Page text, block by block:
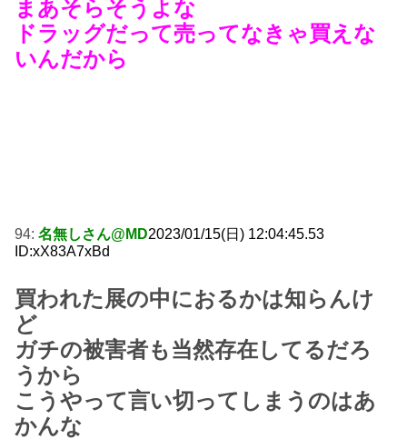
まあそらそうよな
ドラッグだって売ってなきゃ買えな
いんだから
94: 名無しさん@MD2023/01/15(日) 12:04:45.53
ID:xX83A7xBd
買われた展の中におるかは知らんけ
ど
ガチの被害者も当然存在してるだろ
うから
こうやって言い切ってしまうのはあ
かんな